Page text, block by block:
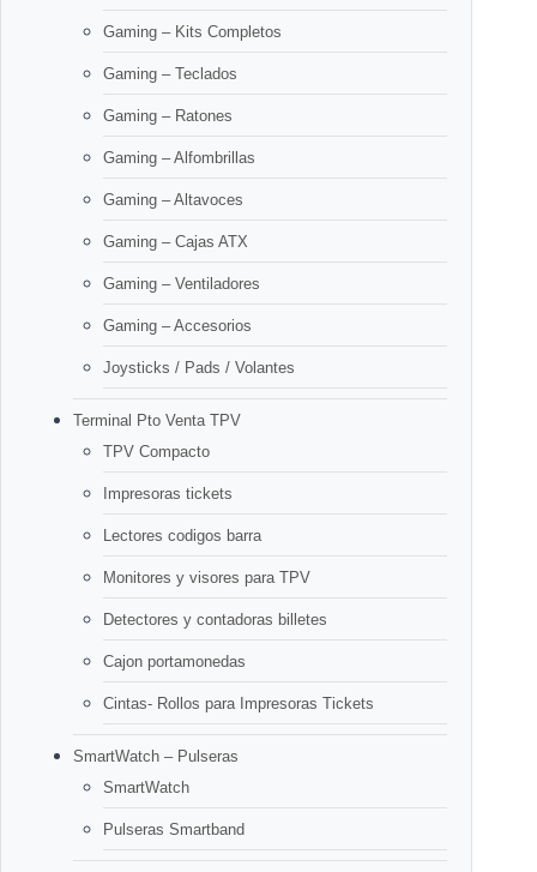
Gaming – Kits Completos
Gaming – Teclados
Gaming – Ratones
Gaming – Alfombrillas
Gaming – Altavoces
Gaming – Cajas ATX
Gaming – Ventiladores
Gaming – Accesorios
Joysticks / Pads / Volantes
Terminal Pto Venta TPV
TPV Compacto
Impresoras tickets
Lectores codigos barra
Monitores y visores para TPV
Detectores y contadoras billetes
Cajon portamonedas
Cintas- Rollos para Impresoras Tickets
SmartWatch – Pulseras
SmartWatch
Pulseras Smartband